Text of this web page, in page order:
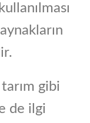
gibi
de ilgi